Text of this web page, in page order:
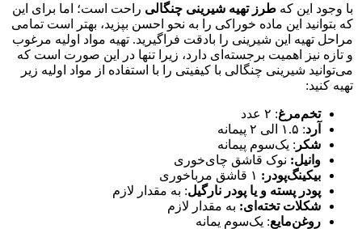
با وجود این که طرز تهیه شیرینی چنگالی راحت است؛ اما برای این
که بتوانید این ماده خوراکی را به نحو احسن بپزید، بهتر است تمامی
مراحل تهیه این شیرینی را بادقت فراگیرید. تهیه مواد اولیه مرغوب
و تازه نیز اهمیت برجسته‌ای دارد، زیرا تنها در این صورت است که
می‌توانید شیرینی چنگالی با کیفیتی را با استفاده از مواد اولیه زیر
تهیه کنید:
تخم‌مرغ: ۲ عدد
آرد: ۱.۵ الی ۲ پیمانه
شکر : یک‌سوم پیمانه
وانیل: نوک قاشق چای‌خوری
بیکینگ‌پودر: ۱ قاشق مرباخوری
پودر پسته و یا پودر نارگیل: به مقدار لازم
شکلات تخته‌ای: به مقدار لازم
روغن‌مایع: یک‌سوم یمانه